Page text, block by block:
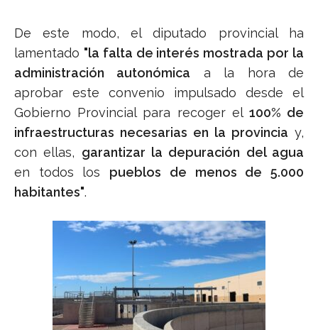
De este modo, el diputado provincial ha
lamentado "la falta de interés mostrada por la
administración autonómica a la hora de
aprobar este convenio impulsado desde el
Gobierno Provincial para recoger el 100% de
infraestructuras necesarias en la provincia y,
con ellas, garantizar la depuración del agua
en todos los pueblos de menos de 5.000
habitantes".